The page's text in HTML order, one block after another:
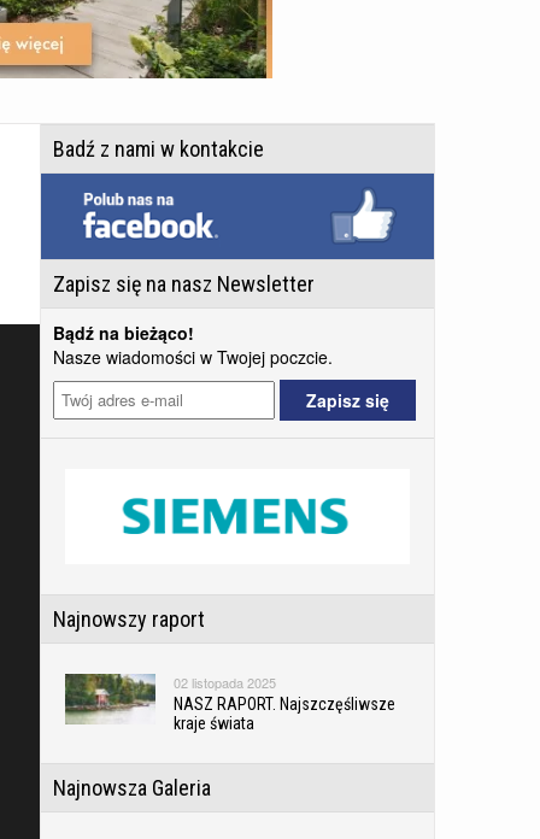
Badź z nami w kontakcie
Zapisz się na nasz Newsletter
Bądź na bieżąco!
Nasze wiadomości w Twojej poczcie.
Najnowszy raport
02 listopada 2025
NASZ RAPORT. Najszczęśliwsze
kraje świata
Najnowsza Galeria